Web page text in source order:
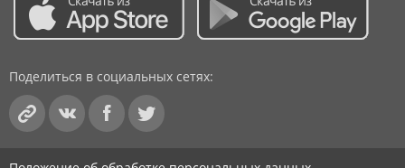
Поделиться в социальных сетях: